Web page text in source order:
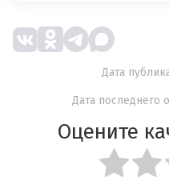
Дата
Дата последнего
Оцените